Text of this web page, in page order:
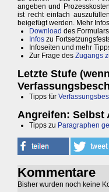
angeben und
ist recht einfach
beigefügt werden. Mehr
Download des
Infos zu
Infoseiten und mehr
Zur Frage des Zugangs
Letzte Stufe
Tipps für
Angreifen: Selbst
Tipps zu Paragraphen
Kommentare
Bisher wurden noch keine